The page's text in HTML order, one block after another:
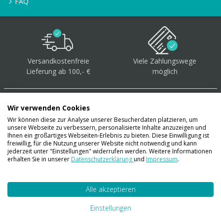
Versandkostenfreie
Lieferung ab 100,- €
Viele Zahlungswege
möglich
Über 40.000 Artikel auf
Lager
Wir verwenden Cookies
Wir können diese zur Analyse unserer Besucherdaten platzieren, um
unsere Webseite zu verbessern, personalisierte Inhalte anzuzeigen und
Ihnen ein großartiges Webseiten-Erlebnis zu bieten. Diese Einwilligung ist
freiwillig, für die Nutzung unserer Website nicht notwendig und kann
jederzeit unter "Einstellungen" widerrufen werden. Weitere Informationen
erhalten Sie in unserer Datenschutzerklärungund Impressum.
Alle akzeptieren
Einstellungen